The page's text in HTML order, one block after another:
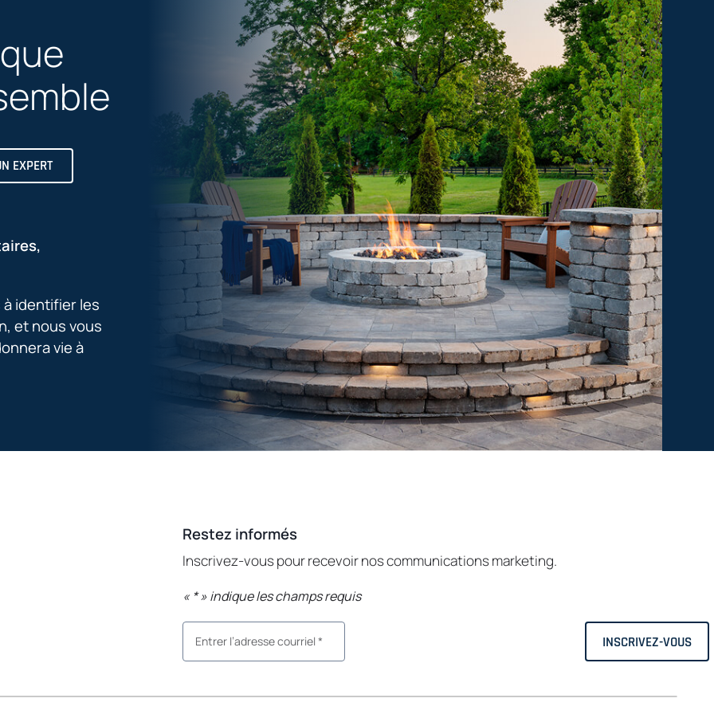
EXPERT
identifier les
et nous vous
vie à
Restez informés
Inscrivez-vous pour recevoir nos communications marketing.
« *» indique les champs requis